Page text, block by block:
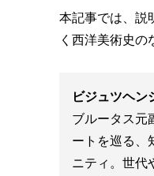
本記事では、説
く西洋美術史
ビジュツヘン
ブルータス元
ートを巡る、
ニティ。世代